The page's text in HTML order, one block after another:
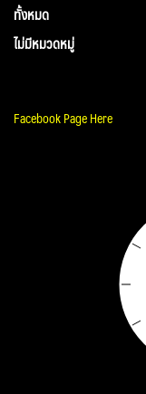
ทั้งหมด
ไม่มีหมวดหมู่
Facebook Page Here